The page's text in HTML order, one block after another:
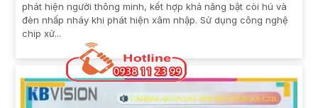
phát hiện người thông minh, kết hợp khả năng bật còi hú và
đèn nhấp nháy khi phát hiện xâm nhập. Sử dụng công nghệ
chip xử...